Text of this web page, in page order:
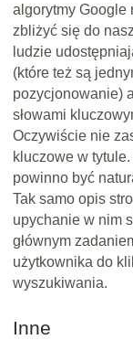
algorytmy Google
zbliżyć się do
ludzie
(które też są
pozycjonowanie)
słowami
Oczywiście nie
kluczowe w
powinno być
Tak samo opis
upychanie w nim
głównym
użytkownika do
wyszukiwania.
Inne